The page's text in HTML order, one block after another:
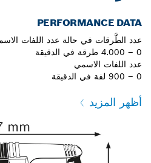
PERFORMANCE DATA
عدد الطَّرقات في حالة عدد اللفات الاسمي
عدد اللفات الاسمي
أظهر المزيد